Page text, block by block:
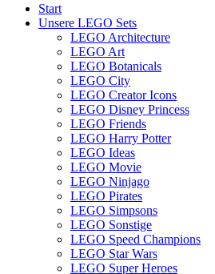
Start
Unsere LEGO Sets
LEGO Architecture
LEGO Art
LEGO Botanicals
LEGO City
LEGO Creator Icons
LEGO Disney Princess
LEGO Friends
LEGO Harry Potter
LEGO Ideas
LEGO Movie
LEGO Ninjago
LEGO Pirates
LEGO Simpsons
LEGO Sonstige
LEGO Speed Champions
LEGO Star Wars
LEGO Super Heroes